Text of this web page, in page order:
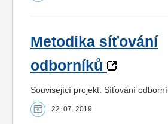
Metodika síťování
odborníků
Související projekt: Síťování
22. 07. 2019